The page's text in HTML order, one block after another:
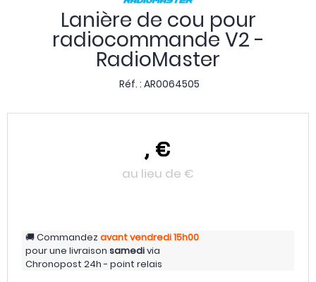
Lanière de cou pour
radiocommande V2 -
RadioMaster
Réf. : AR0064505
, €
au lieu de €
Commandezavant vendredi15h00
pour une livraison samedivia
Chronopost 24h - point relais